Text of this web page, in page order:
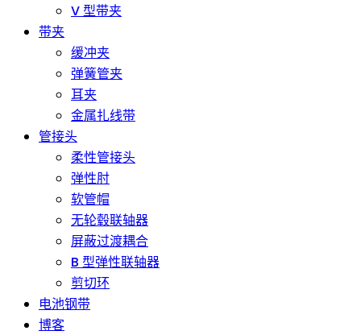
V 型带夹
带夹
缓冲夹
弹簧管夹
耳夹
金属扎线带
管接头
柔性管接头
弹性肘
软管帽
无轮毂联轴器
屏蔽过渡耦合
B 型弹性联轴器
剪切环
电池钢带
博客